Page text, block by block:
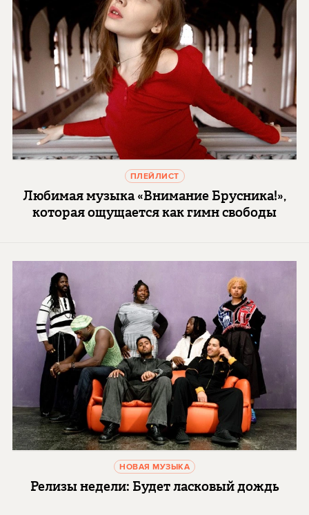
ПЛЕЙЛИСТ
Любимая музыка «Внимание Брусника!»,
которая ощущается как гимн свободы
НОВАЯ МУЗЫКА
Релизы недели: Будет ласковый дождь